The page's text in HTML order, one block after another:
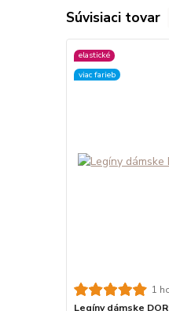
Súvisiaci tovar
elastické
viac farieb
1
Legíny dámske